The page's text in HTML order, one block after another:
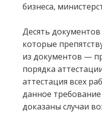
бизнеса,
Десять
которые
из документов —
порядка
аттестация всех
данное
доказаны случаи